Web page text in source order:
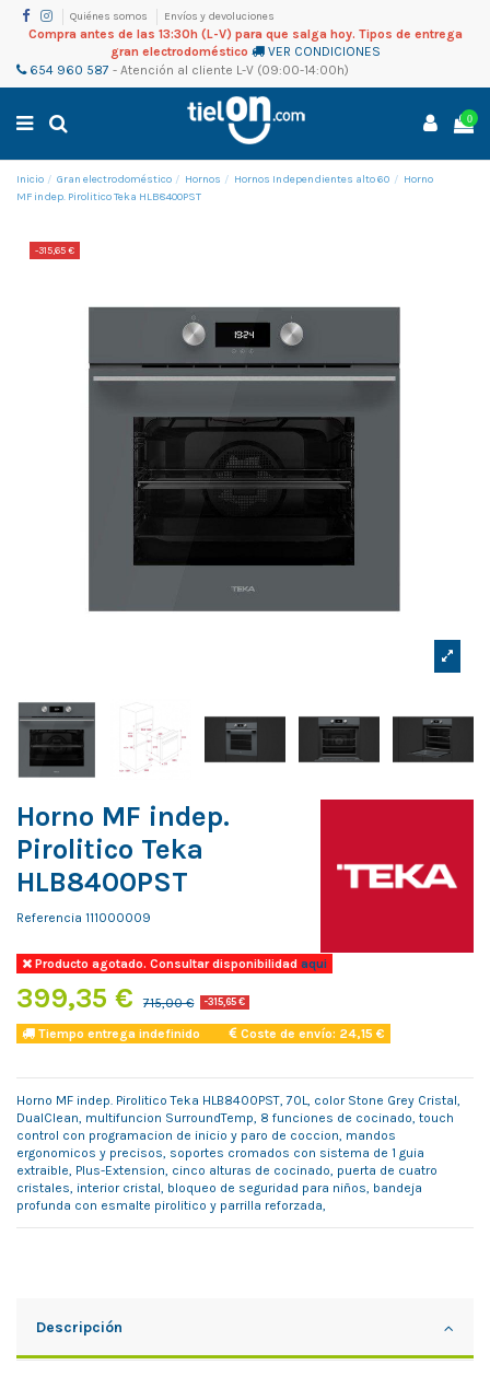
Quiénes somos Envíos y devoluciones
Compra antes de las 13:30h (L-V) para que salga hoy. Tipos de entrega
gran electrodoméstico
VER CONDICIONES
654 960 587 - Atención al cliente L-V (09:00-14:00h)
0
Inicio Gran electrodoméstico Hornos Hornos Independientes alto 60
Horno
MF indep. Pirolitico Teka HLB8400PST
-315,65 €
Horno MF indep.
Pirolitico Teka
HLB8400PST
Referencia 111000009
Producto agotado. Consultar disponibilidadaqui
399,35 € 715,00 € -315,65 €
Tiempo entrega indefinido Coste de envío: 24,15 €
Horno MF indep. Pirolitico Teka HLB8400PST, 70L, color Stone Grey Cristal,
DualClean, multifuncion SurroundTemp, 8 funciones de cocinado, touch
control con programacion de inicio y paro de coccion, mandos
ergonomicos y precisos, soportes cromados con sistema de 1 guia
extraible, Plus-Extension, cinco alturas de cocinado, puerta de cuatro
cristales, interior cristal, bloqueo de seguridad para niños, bandeja
profunda con esmalte pirolitico y parrilla reforzada,
Descripción